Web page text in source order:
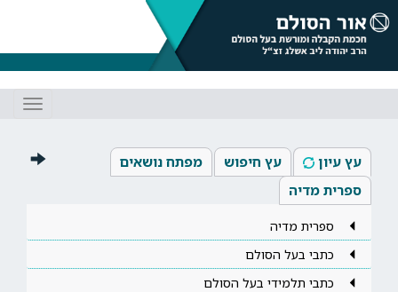
עץ עיון עץ חיפוש
מפתח נושאים
ספרית מדיה
ספרית מדיה
כתבי בעל הסולם
כתבי תלמידי בעל הסולם